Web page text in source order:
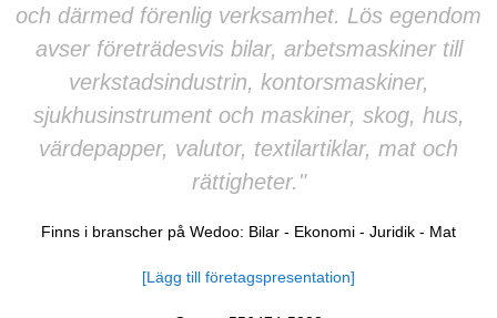
och därmed förenlig verksamhet. Lös egendom
avser företrädesvis bilar, arbetsmaskiner till
verkstadsindustrin, kontorsmaskiner,
sjukhusinstrument och maskiner, skog, hus,
värdepapper, valutor, textilartiklar, mat och
rättigheter."
Finns i branscher på Wedoo: Bilar - Ekonomi - Juridik - Mat
[Lägg till företagspresentation]